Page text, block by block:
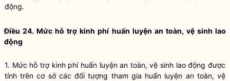
động.
Điều 24. Mức hỗ trợ kinh phí huấn luyện an toàn, vệ sinh lao
động
1. Mức hỗ trợ kinh phí huấn luyện an toàn, vệ sinh lao động được
tính trên cơ sở các đối tượng tham gia huấn luyện an toàn, vệ